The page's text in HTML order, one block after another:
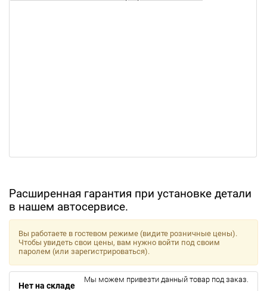
Расширенная гарантия при установке детали
в нашем автосервисе.
Вы работаете в гостевом режиме (видите розничные цены).
Чтобы увидеть свои цены, вам нужно войти под своим
паролем (или зарегистрироваться).
Нет на складе
Мы можем привезти данный товар под заказ.